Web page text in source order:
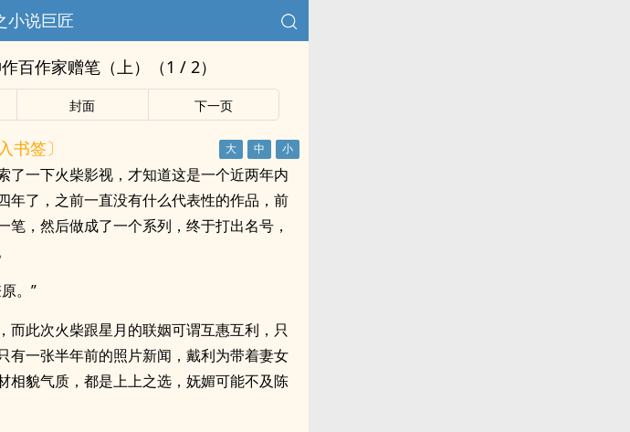
小说巨匠
百作家赠笔（上）（1 / 2）
封面 下一页
书签〕
了一下火柴影视，才知道这是一个近两年内
年了，之前一直没有什么代表性的作品，前
，然后做成了一个系列，终于打出名号，
。”
而此次火柴跟星月的联姻可谓互惠互利，只
有一张半年前的照片新闻，戴利为带着妻女
相貌气质，都是上上之选，妩媚可能不及陈